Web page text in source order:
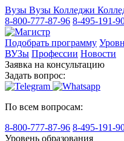
Вузы Вузы Колледжи
8-800-777-87-96 8-495-191-
Подобрать программу
ВУЗы Профессии Новости
Заявка на консультацию
Задать вопрос:
По всем вопросам:
8-800-777-87-96 8-495-191-
Уровень образования